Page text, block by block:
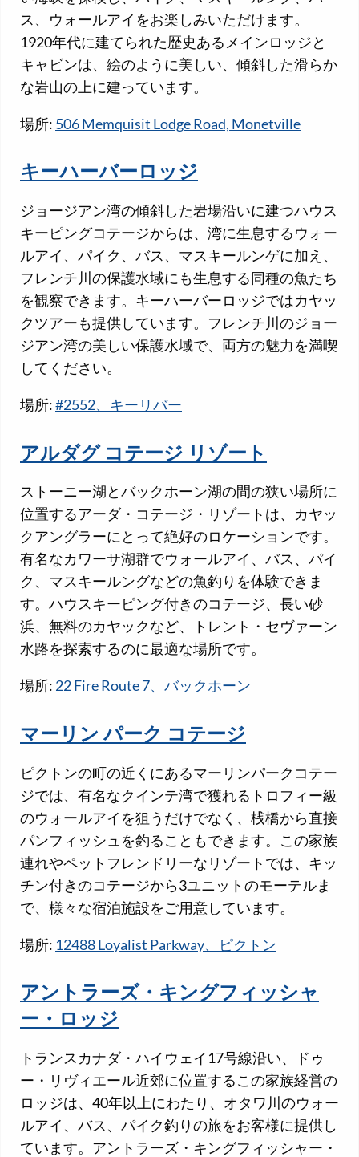
ス、ウォールアイをお楽しみいただけます。
1920年代に建てられた歴史あるメインロッジと
キャビンは、絵のように美しい、傾斜した滑らか
な岩山の上に建っています。
場所: 506 Memquisit Lodge Road, Monetville
キーハーバーロッジ
ジョージアン湾の傾斜した岩場沿いに建つハウス
キーピングコテージからは、湾に生息するウォー
ルアイ、パイク、バス、マスキールンゲに加え、
フレンチ川の保護水域にも生息する同種の魚たち
を観察できます。キーハーバーロッジではカヤッ
クツアーも提供しています。フレンチ川のジョー
ジアン湾の美しい保護水域で、両方の魅力を満喫
してください。
場所:#2552、キーリバー
アルダグ コテージ リゾート
ストーニー湖とバックホーン湖の間の狭い場所に
位置するアーダ・コテージ・リゾートは、カヤッ
クアングラーにとって絶好のロケーションです。
有名なカワーサ湖群でウォールアイ、バス、パイ
ク、マスキールングなどの魚釣りを体験できま
す。ハウスキーピング付きのコテージ、長い砂
浜、無料のカヤックなど、トレント・セヴァーン
水路を探索するのに最適な場所です。
場所: 22 Fire Route 7、バックホーン
マーリン パーク コテージ
ピクトンの町の近くにあるマーリンパークコテー
ジでは、有名なクインテ湾で獲れるトロフィー級
のウォールアイを狙うだけでなく、桟橋から直接
パンフィッシュを釣ることもできます。この家族
連れやペットフレンドリーなリゾートでは、キッ
チン付きのコテージから3ユニットのモーテルま
で、様々な宿泊施設をご用意しています。
場所: 12488 Loyalist Parkway、ピクトン
アントラーズ・キングフィッシャ
ー・ロッジ
トランスカナダ・ハイウェイ17号線沿い、ドゥ
ー・リヴィエール近郊に位置するこの家族経営の
ロッジは、40年以上にわたり、オタワ川のウォー
ルアイ、バス、パイク釣りの旅をお客様に提供し
ています。アントラーズ・キングフィッシャー・